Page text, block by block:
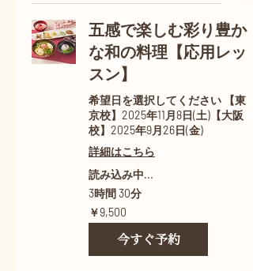
五感で楽しむ彩り豊か
な和の料理【応用レッ
スン】
希望日を選択してください 【東
京校】2025年11月8日(土)【大阪
校】2025年9月26日(金)
詳細はこちら
読み込み中...
3時間 30分
9,500
円
￥9,500
今すぐ予約